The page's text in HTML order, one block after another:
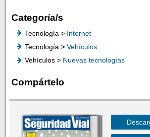
Categoría/s
Tecnología > Internet
Tecnología > Vehículos
Vehículos > Nuevas tecnologías
Compártelo